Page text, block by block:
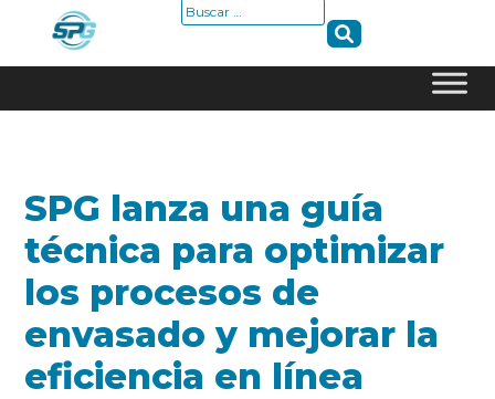
Buscar:
SPG lanza una guía
técnica para optimizar
los procesos de
envasado y mejorar la
eficiencia en línea